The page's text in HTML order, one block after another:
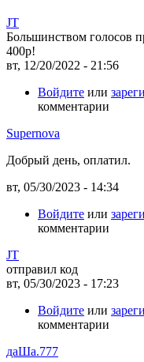
JT
Большинством голосов
400р!
вт, 12/20/2022 - 21:56
Войдите или
комментарии
Supernova
Добрый день, оплатил.
вт, 05/30/2023 - 14:34
Войдите или
комментарии
JT
отправил код
вт, 05/30/2023 - 17:23
Войдите или
комментарии
даШа.777